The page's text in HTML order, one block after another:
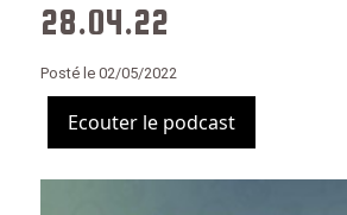
28.04.22
Posté le 02/05/2022
Ecouter le podcast